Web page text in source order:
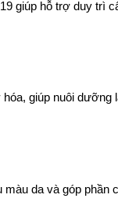
giúp hỗ trợ duy trì
giúp nuôi
da và góp phần